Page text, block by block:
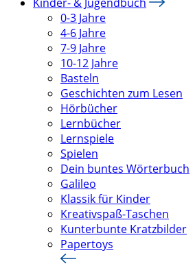
0-3 Jahre
4-6 Jahre
7-9 Jahre
10-12 Jahre
Basteln
Geschichten zum Lesen
Hörbücher
Lernbücher
Lernspiele
Spielen
Dein buntes Wörterbuch
Galileo
Klassik für Kinder
Kreativspaß-Taschen
Kunterbunte Kratzbilder
Papertoys